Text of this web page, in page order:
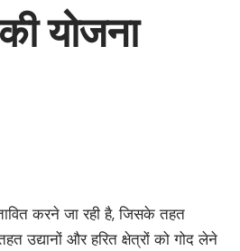
योजना
करने जा रही है, जिसके तहत
उद्यानों और हरित क्षेत्रों को गोद लेने